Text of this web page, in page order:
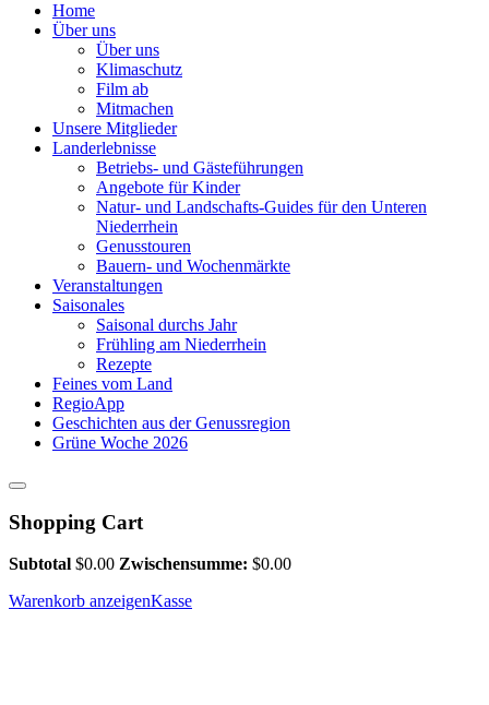
Home
Über uns
Über uns
Klimaschutz
Film ab
Mitmachen
Unsere Mitglieder
Landerlebnisse
Betriebs- und Gästeführungen
Angebote für Kinder
Natur- und Landschafts-Guides für den Unteren
Niederrhein
Genusstouren
Bauern- und Wochenmärkte
Veranstaltungen
Saisonales
Saisonal durchs Jahr
Frühling am Niederrhein
Rezepte
Feines vom Land
RegioApp
Geschichten aus der Genussregion
Grüne Woche 2026
Shopping Cart
Subtotal $0.00 Zwischensumme: $0.00
Warenkorb anzeigenKasse